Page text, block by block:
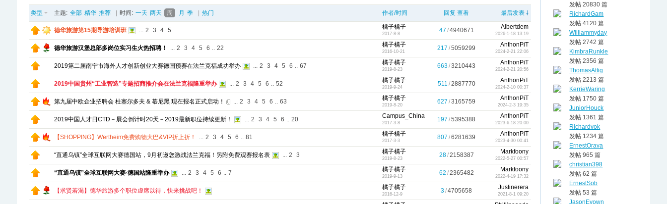
类型 主题: 全部 精华 推荐 时间: 一天 两天 周 月 季 热门 作者/时间 回复 查看 最后发表
德华旅游第15期导游培训班 ... 2 3 4 5 橘子橘子
2017-8-8
47 /4940671 Albertdem
2026-1-18 13:19
德华旅游汉堡总部多岗位实习生火热招聘！ ... 2 3 4 5 6 .. 22 橘子橘子
2016-10-21
217 /5059299 AnthonPiT
2024-2-21 22:06
2019第二届南宁市海外人才创新创业大赛德国预赛在法兰克福成功举办 ... 2 3 4 5 6 .. 67 橘子橘子
2019-8-23
663/3210443 AnthonPiT
2024-2-21 20:56
2019中国贵州“工业智造”专题招商推介会在法兰克福隆重举办 ... 2 3 4 5 6 .. 52 橘子橘子
2019-9-24
511 /2887770 AnthonPiT
2024-2-10 00:37
第九届中欧企业招聘会 杜塞尔多夫 & 慕尼黑 现在报名正式启动！ ... 2 3 4 5 6 .. 63 橘子橘子
2019-8-20
627 /3165759 AnthonPiT
2024-2-3 19:35
2019中国人才日CTD－展会倒计时20天－2019最新职位持续更新！ ... 2 3 4 5 6 .. 20 Campus_China
2017-3-8
197 /5395388 AnthonPiT
2023-6-18 20:00
【SHOPPING】Wertheim免费购物大巴&VIP折上折！ ... 2 3 4 5 6 .. 81 橘子橘子
2017-3-3
807 /6281639 AnthonPiT
2023-4-30 00:41
“直通乌镇”全球互联网大赛德国站，9月初邀您激战法兰克福！另附免费观赛报名表 ... 2 3 橘子橘子
2019-8-23
28/2158387 Markfoony
2022-5-27 00:57
“直通乌镇”全球互联网大赛·德国站隆重举办 ... 2 3 4 5 6 .. 7 橘子橘子
2019-9-13
62 /2365482 Markfoony
2022-4-19 17:32
【求贤若渴】德华旅游多个职位虚席以待，快来挑战吧！ 橘子橘子
2016-12-9
3/4705658 Justinerera
2021-8-1 09:20
发帖 20830 篇
RichardGam
发帖 4120 篇
Williammyday
发帖 2742 篇
KimbraRunkle
发帖 2356 篇
ThomasAttig
发帖 2213 篇
KerrieWaring
发帖 1750 篇
JuniorHouck
发帖 1361 篇
Richardvok
发帖 1234 篇
ErnestOrava
发帖 965 篇
christian398
发帖 62 篇
ErnestSob
发帖 53 篇
JasonEvown